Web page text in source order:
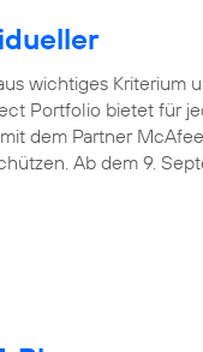
wichtiges Kriterium
Portfolio bietet für
dem Partner
Ab dem 9.